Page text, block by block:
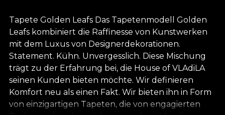
Tapete Golden Leafs Das Tapetenmodell Golden
Leafs kombiniert die Raffinesse von Kunstwerken
mit dem Luxus von Designerdekorationen.
Statement. Kühn. Unvergesslich. Diese Mischung
trägt zu der Erfahrung bei, die House of VLAdiLA
seinen Kunden bieten möchte. Wir definieren
Komfort neu als einen Fakt. Wir bieten ihn in Form
von einzigartigen Tapeten, die von engagierten